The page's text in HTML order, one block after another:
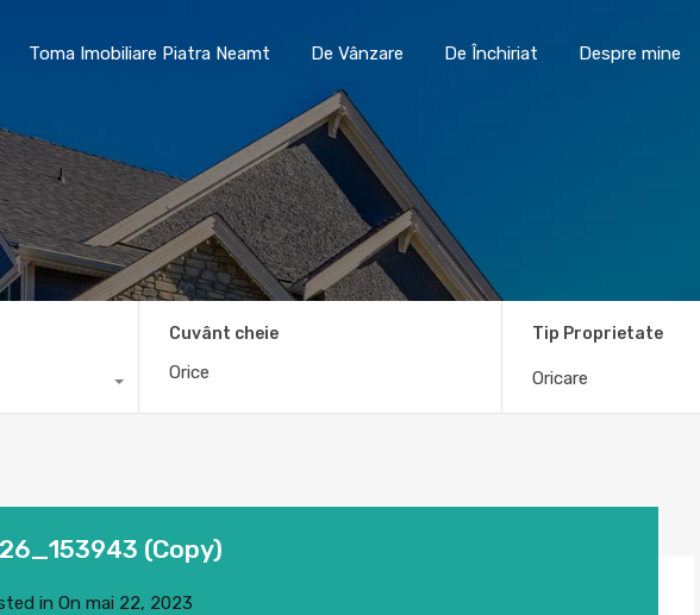
Toma Imobiliare Piatra Neamt De Vânzare
Toma Imobiliare Piatra Neamt De Vânzare De Închiriat Despre mine
Cuvânt cheie Tip Proprietate
Oricare
(Copy)
in On mai 22, 2023